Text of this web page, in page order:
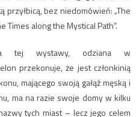
przyłbicą, bez niedomówień: „The
Times along the Mystical Path”.
tej wystawy, odziana w
przekonuje, że jest członkinią
mającego swoją gałąź męską i
ma na razie swoje domy w kilku
tych miast – lecz jego celem